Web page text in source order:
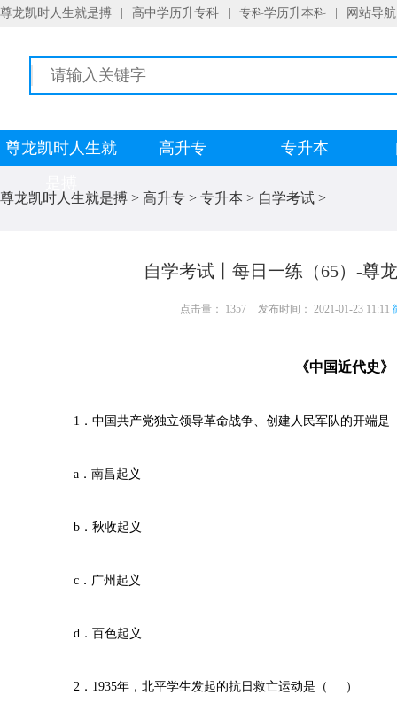
尊龙凯时人生就是搏 高中学历升专科 专科学历升本科 网站导航
尊龙凯时人生就
高升专 专升本
尊龙凯时人生就是搏 > 高升专 > 专升本 > 自学考试 >
自学考试丨每日一练（65）-尊
点击量： 1357 发布时间： 2021-01-23 11:11
《中国近代史》
1．中国共产党独立领导革命战争、创建人民军队的开端
a．南昌起义
b．秋收起义
c．广州起义
d．百色起义
2．1935年，北平学生发起的抗日救亡运动是（ ）